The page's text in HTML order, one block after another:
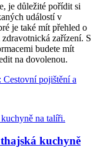
je důležité pořídit si
událostí v
je také mít přehled o
zařízení. S
budete mít
na dovolenou.
Cestovní pojištění a
kuchyně